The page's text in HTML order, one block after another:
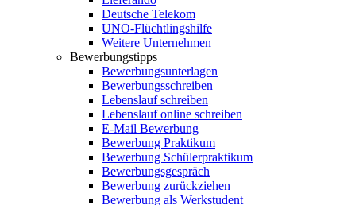
Deutsche Telekom
UNO-Flüchtlingshilfe
Weitere Unternehmen
Bewerbungstipps
Bewerbungsunterlagen
Bewerbungsschreiben
Lebenslauf schreiben
Lebenslauf online schreiben
E-Mail Bewerbung
Bewerbung Praktikum
Bewerbung Schülerpraktikum
Bewerbungsgespräch
Bewerbung zurückziehen
Bewerbung als Werkstudent